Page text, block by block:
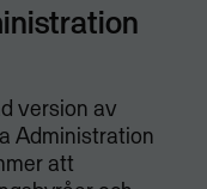
version av
Administration
att